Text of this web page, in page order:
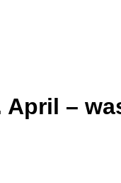
April –